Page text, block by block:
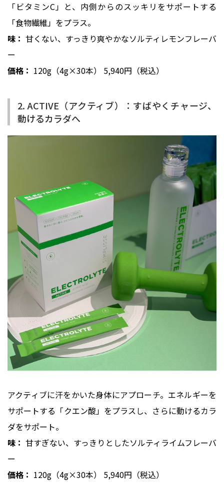
「ビタミンC」と、内側からのスッキリをサポートする
「食物繊維」をプラス。
味： 甘くない、すっきり爽やかなソルティレモンフレーバ
ー
価格： 120g（4g×30本） 5,940円（税込）
2. ACTIVE（アクティブ）：すばやくチャージ、
動けるカラダへ
アクティブに汗をかいた身体にアプローチ。エネルギーを
サポートする「クエン酸」をプラスし、さらに動けるカラ
ダをサポート。
味： 甘すぎない、すっきりとしたソルティライムフレーバ
ー
価格： 120g（4g×30本） 5,940円（税込）